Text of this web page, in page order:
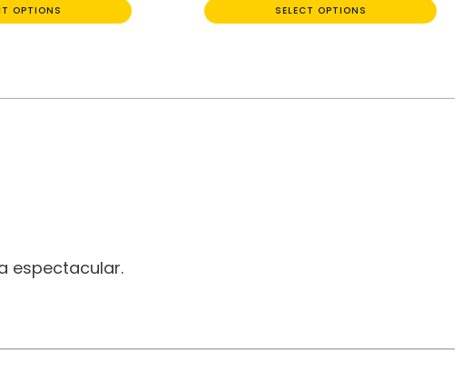
OPTIONS SELECT OPTIONS
espectacular.